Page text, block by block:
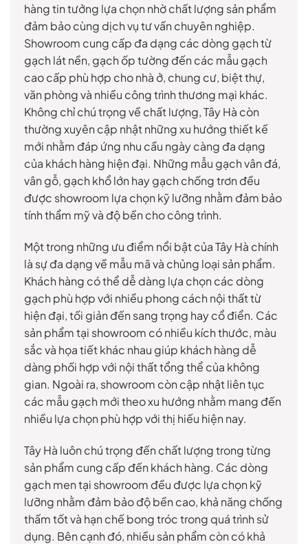
hàng tin tưởng lựa chọn nhờ chất lượng sản phẩm
đảm bảo cùng dịch vụ tư vấn chuyên nghiệp.
Showroom cung cấp đa dạng các dòng gạch từ
gạch lát nền, gạch ốp tường đến các mẫu gạch
cao cấp phù hợp cho nhà ở, chung cư, biệt thự,
văn phòng và nhiều công trình thương mại khác.
Không chỉ chú trọng về chất lượng, Tây Hà còn
thường xuyên cập nhật những xu hướng thiết kế
mới nhằm đáp ứng nhu cầu ngày càng đa dạng
của khách hàng hiện đại. Những mẫu gạch vân đá,
vân gỗ, gạch khổ lớn hay gạch chống trơn đều
được showroom lựa chọn kỹ lưỡng nhằm đảm bảo
tính thẩm mỹ và độ bền cho công trình.
Một trong những ưu điểm nổi bật của Tây Hà chính
là sự đa dạng về mẫu mã và chủng loại sản phẩm.
Khách hàng có thể dễ dàng lựa chọn các dòng
gạch phù hợp với nhiều phong cách nội thất từ
hiện đại, tối giản đến sang trọng hay cổ điển. Các
sản phẩm tại showroom có nhiều kích thước, màu
sắc và họa tiết khác nhau giúp khách hàng dễ
dàng phối hợp với nội thất tổng thể của không
gian. Ngoài ra, showroom còn cập nhật liên tục
các mẫu gạch mới theo xu hướng nhằm mang đến
nhiều lựa chọn phù hợp với thị hiếu hiện nay.
Tây Hà luôn chú trọng đến chất lượng trong từng
sản phẩm cung cấp đến khách hàng. Các dòng
gạch men tại showroom đều được lựa chọn kỹ
lưỡng nhằm đảm bảo độ bền cao, khả năng chống
thấm tốt và hạn chế bong tróc trong quá trình sử
dụng. Bên cạnh đó, nhiều sản phẩm còn có khả